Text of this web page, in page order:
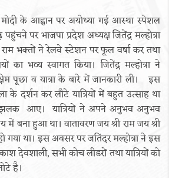
मोदी के आह्वान पर अयोध्या गई आस्था स्पेशल
पर भाजपा प्रदेश अध्यक्ष जितेंद्र मल्होत्रा
भक्तों ने रेलवे स्टेशन पर फूल वर्षा कर तथा
का भव्य स्वागत किया। जितेंद्र मल्होत्रा ने
पूछा व यात्रा के बारे में जानकारी ली। इस
के दर्शन कर लौटे यात्रियों में बहुत उत्साह था
आए। यात्रियों ने अपने अनुभव अनुभव
में बना हुआ था। वातावरण जय श्री राम जय श्री
गया था। इस अवसर पर जतिंदर मल्होत्रा ने इस
देवशाली, सभी कोच लीडरों तथा यात्रियों को
है।